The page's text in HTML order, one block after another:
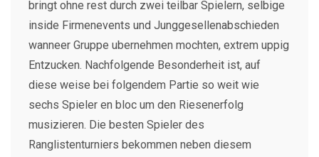
bringt ohne rest durch zwei teilbar Spielern, selbige
inside Firmenevents und Junggesellenabschieden
wanneer Gruppe ubernehmen mochten, extrem uppig
Entzucken. Nachfolgende Besonderheit ist, auf
diese weise bei folgendem Partie so weit wie
sechs Spieler en bloc um den Riesenerfolg
musizieren. Die besten Spieler des
Ranglistenturniers bekommen neben diesem